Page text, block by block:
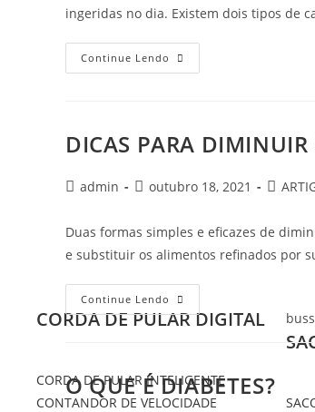
CORDA DE PULAR DIGITAL
CORDA DE PULAR INTELIGENTE
CONTANDOR DE VELOCIDADE
ingeridas no dia. Existem dois tipos de
Continue Lendo
DICAS PARA
admin outubro 18, 2021
Duas formas simples e eficazes de
e substituir os alimentos refinados por
Continue Lendo
O QUE É DIABETES?